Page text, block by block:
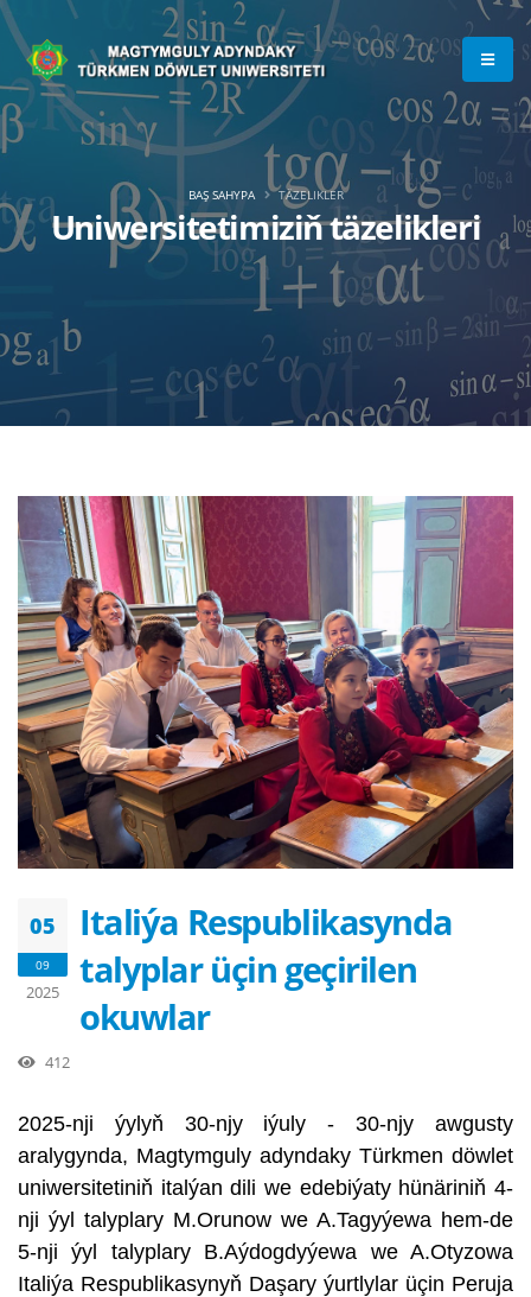
Uniwersitetimiziň täzelikleri
BAŞ SAHYPA TÄZELIKLER
05
09
2025
Italiýa Respublikasynda
talyplar üçin geçirilen
okuwlar
412
2025-nji ýylyň 30-njy iýuly - 30-njy awgusty
aralygynda, Magtymguly adyndaky Türkmen döwlet
uniwersitetiniň italýan dili we edebiýaty hünäriniň 4-
nji ýyl talyplary M.Orunow we A.Tagyýewa hem-de
5-nji ýyl talyplary B.Aýdogdyýewa we A.Otyzowa
Italiýa Respublikasynyň Daşary ýurtlylar üçin Peruja